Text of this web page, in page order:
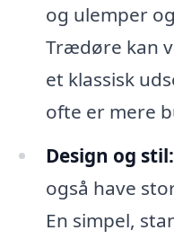
og ulemper
Trædøre kan
et klassisk
ofte er mere
Design og stil:
også have
En simpel,